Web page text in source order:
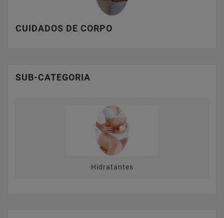
CUIDADOS DE CORPO
SUB-CATEGORIA
Hidratantes